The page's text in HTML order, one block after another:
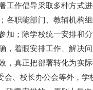
工作倡导采取多种方式
各职能部门、教辅机构
加；除学校统一安排和
，着眼安排工作、解决
，真正把部署转化为实
会、校长办公会等外，